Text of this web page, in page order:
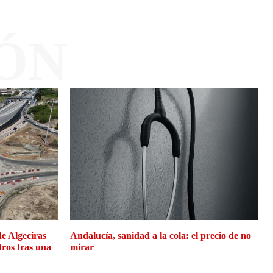
Algeciras
tras una
Andalucía, sanidad a la cola: el precio de no
mirar